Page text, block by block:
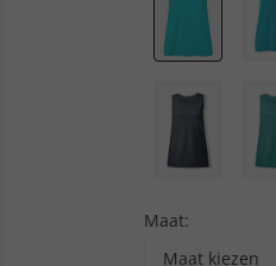
Maat:
Maat kiezen